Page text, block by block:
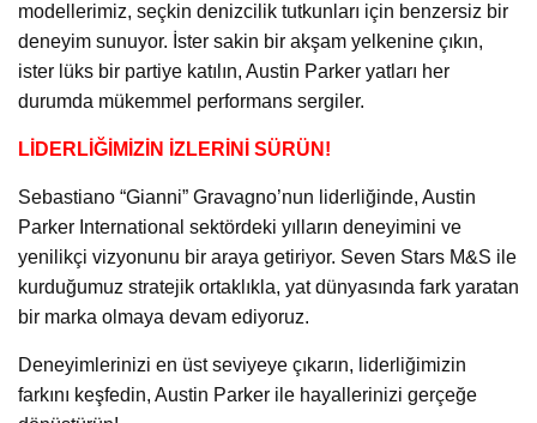
modellerimiz, seçkin denizcilik tutkunları için benzersiz bir
deneyim sunuyor. İster sakin bir akşam yelkenine çıkın,
ister lüks bir partiye katılın, Austin Parker yatları her
durumda mükemmel performans sergiler.
LİDERLİĞİMİZİN İZLERİNİ SÜRÜN!
Sebastiano “Gianni” Gravagno’nun liderliğinde, Austin
Parker International sektördeki yılların deneyimini ve
yenilikçi vizyonunu bir araya getiriyor. Seven Stars M&S ile
kurduğumuz stratejik ortaklıkla, yat dünyasında fark yaratan
bir marka olmaya devam ediyoruz.
Deneyimlerinizi en üst seviyeye çıkarın, liderliğimizin
farkını keşfedin, Austin Parker ile hayallerinizi gerçeğe